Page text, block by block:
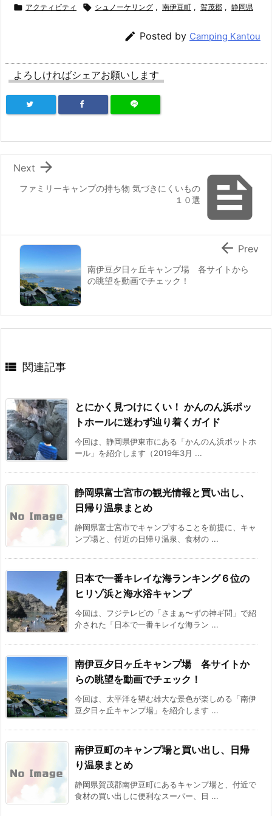
 アクティビティ  シュノーケリング , 南伊豆町 , 賀茂郡 , 静岡県
 Posted by Camping Kantou
よろしければシェアお願いします

ファミリーキャンプの持ち物 気づきにくいもの
１０選

Next
南伊豆夕日ヶ丘キャンプ場 各サイトから
の眺望を動画でチェック！
 Prev
 関連記事
とにかく見つけにくい！ かんのん浜ポッ
トホールに迷わず辿り着くガイド
今回は、静岡県伊東市にある「かんのん浜ポットホ
ール」を紹介します（2019年3月 ...
静岡県富士宮市の観光情報と買い出し、
日帰り温泉まとめ
静岡県富士宮市でキャンプすることを前提に、キャ
ンプ場と、付近の日帰り温泉、食材の ...
日本で一番キレイな海ランキング６位の
ヒリゾ浜と海水浴キャンプ
今回は、フジテレビの「さまぁ〜ずの神ギ問」で紹
介された「日本で一番キレイな海ラン ...
南伊豆夕日ヶ丘キャンプ場 各サイトか
らの眺望を動画でチェック！
今回は、太平洋を望む雄大な景色が楽しめる「南伊
豆夕日ヶ丘キャンプ場」を紹介します ...
南伊豆町のキャンプ場と買い出し、日帰
り温泉まとめ
静岡県賀茂郡南伊豆町にあるキャンプ場と、付近で
食材の買い出しに便利なスーパー、日 ...